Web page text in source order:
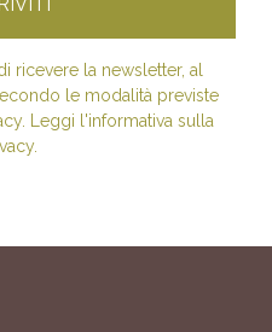
ricevere la newsletter, al
le modalità previste
Leggi l'informativa sulla